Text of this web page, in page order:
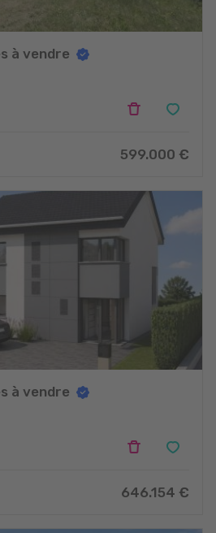
à vendre
599.000 €
à vendre
646.154 €